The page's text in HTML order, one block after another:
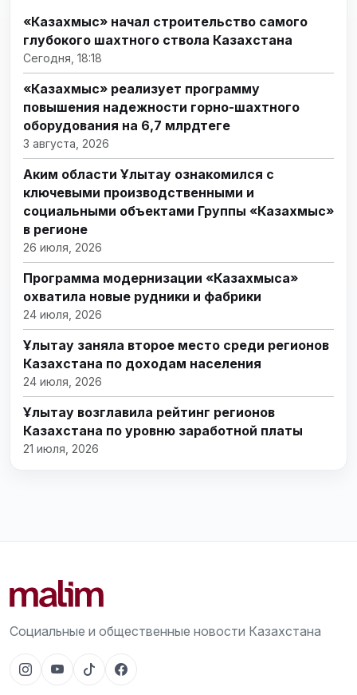
«Казахмыс» начал строительство самого
глубокого шахтного ствола Казахстана
Сегодня, 18:18
«Казахмыс» реализует программу
повышения надежности горно-шахтного
оборудования на 6,7 млрдтеңге
3 августа, 2026
Аким области Ұлытау ознакомился с
ключевыми производственными и
социальными объектами Группы «Казахмыс»
в регионе
26 июля, 2026
Программа модернизации «Казахмыса»
охватила новые рудники и фабрики
24 июля, 2026
Ұлытау заняла второе место среди регионов
Казахстана по доходам населения
24 июля, 2026
Ұлытау возглавила рейтинг регионов
Казахстана по уровню заработной платы
21 июля, 2026
Социальные и общественные новости Казахстана